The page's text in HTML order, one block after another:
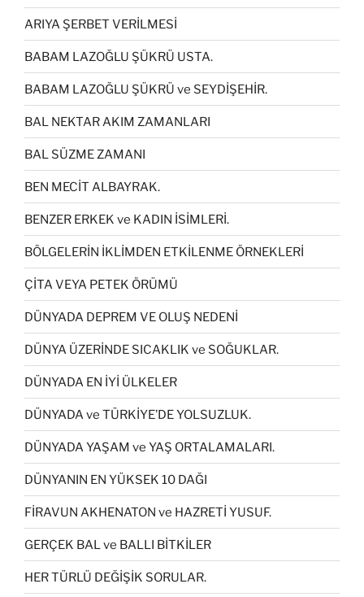
ARIYA ŞERBET VERİLMESİ
BABAM LAZOĞLU ŞÜKRÜ USTA.
BABAM LAZOĞLU ŞÜKRÜ ve SEYDİŞEHİR.
BAL NEKTAR AKIM ZAMANLARI
BAL SÜZME ZAMANI
BEN MECİT ALBAYRAK.
BENZER ERKEK ve KADIN İSİMLERİ.
BÖLGELERİN İKLİMDEN ETKİLENME ÖRNEKLERİ
ÇİTA VEYA PETEK ÖRÜMÜ
DÜNYADA DEPREM VE OLUŞ NEDENİ
DÜNYA ÜZERİNDE SICAKLIK ve SOĞUKLAR.
DÜNYADA EN İYİ ÜLKELER
DÜNYADA ve TÜRKİYE’DE YOLSUZLUK.
DÜNYADA YAŞAM ve YAŞ ORTALAMALARI.
DÜNYANIN EN YÜKSEK 10 DAĞI
FİRAVUN AKHENATON ve HAZRETİ YUSUF.
GERÇEK BAL ve BALLI BİTKİLER
HER TÜRLÜ DEĞİŞİK SORULAR.